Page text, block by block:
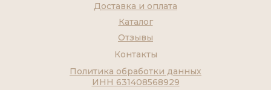
Контакты
Каталог
Доставка и оплата
Отзывы
Политика обработки данных
ИНН 631408568929